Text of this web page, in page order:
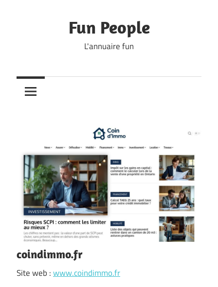
Fun People
L'annuaire fun
coindimmo.fr
Site web :www.coindimmo.fr